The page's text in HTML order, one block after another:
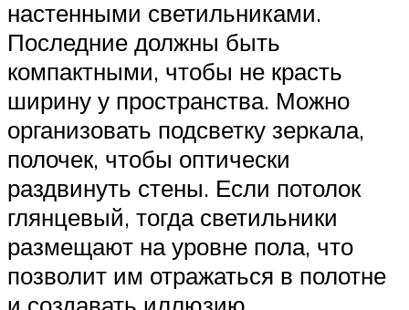
настенными светильниками.
Последние должны быть
компактными, чтобы не красть
ширину у пространства. Можно
организовать подсветку зеркала,
полочек, чтобы оптически
раздвинуть стены. Если потолок
глянцевый, тогда светильники
размещают на уровне пола, что
позволит им отражаться в полотне